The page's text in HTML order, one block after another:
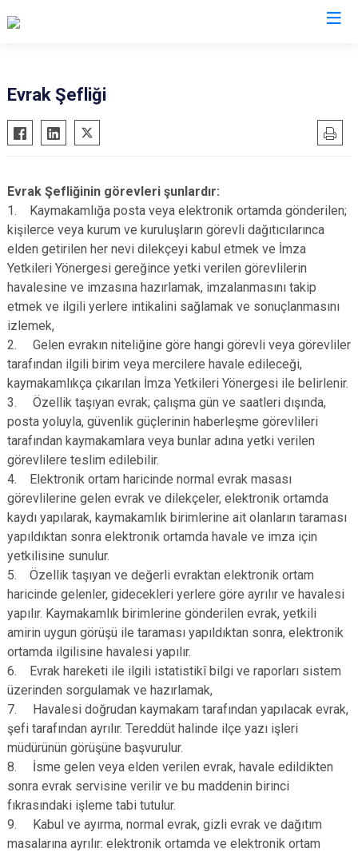
Ayancık
Boyabat
Durağan
Erfelek
Gerze
Saraydüzü
Türkeli
Evrak Şefliği
Evrak Şefliğinin görevleri şunlardır:
1. Kaymakamlığa posta veya elektronik ortamda gönderilen;
kişilerce veya kurum ve kuruluşların görevli dağıtıcılarınca
elden getirilen her nevi dilekçeyi kabul etmek ve İmza
Yetkileri Yönergesi gereğince yetki verilen görevlilerin
havalesine ve imzasına hazırlamak, imzalanmasını takip
etmek ve ilgili yerlere intikalini sağlamak ve sonuçlanmasını
izlemek,
2. Gelen evrakın niteliğine göre hangi görevli veya görevliler
tarafından ilgili birim veya mercilere havale edileceği,
kaymakamlıkça çıkarılan İmza Yetkileri Yönergesi ile belirlenir.
3. Özellik taşıyan evrak; çalışma gün ve saatleri dışında,
posta yoluyla, güvenlik güçlerinin haberleşme görevlileri
tarafından kaymakamlara veya bunlar adına yetki verilen
görevlilere teslim edilebilir.
4. Elektronik ortam haricinde normal evrak masası
görevlilerine gelen evrak ve dilekçeler, elektronik ortamda
kaydı yapılarak, kaymakamlık birimlerine ait olanların taraması
yapıldıktan sonra elektronik ortamda havale ve imza için
yetkilisine sunulur.
5. Özellik taşıyan ve değerli evraktan elektronik ortam
haricinde gelenler, gidecekleri yerlere göre ayrılır ve havalesi
yapılır. Kaymakamlık birimlerine gönderilen evrak, yetkili
amirin uygun görüşü ile taraması yapıldıktan sonra, elektronik
ortamda ilgilisine havalesi yapılır.
6. Evrak hareketi ile ilgili istatistikî bilgi ve raporları sistem
üzerinden sorgulamak ve hazırlamak,
7. Havalesi doğrudan kaymakam tarafından yapılacak evrak,
şefi tarafından ayrılır. Tereddüt halinde ilçe yazı işleri
müdürünün görüşüne başvurulur.
8. İsme gelen veya elden verilen evrak, havale edildikten
sonra evrak servisine verilir ve bu maddenin birinci
fıkrasındaki işleme tabi tutulur.
9. Kabul ve ayırma, normal evrak, gizli evrak ve dağıtım
masalarına ayrılır: elektronik ortamda ve elektronik ortam